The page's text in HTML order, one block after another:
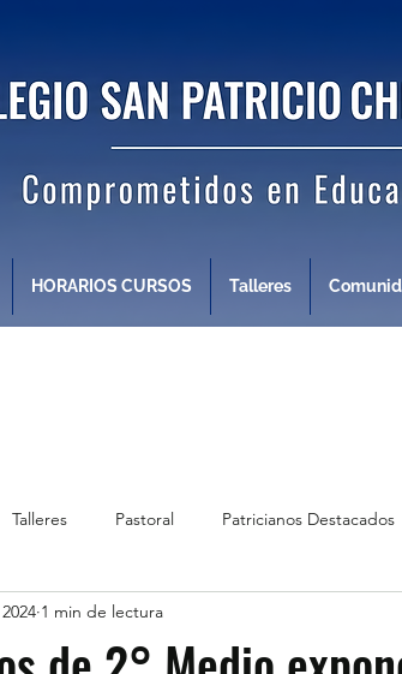
HORARIOS CURSOS Talleres
Talleres Pastoral Patricianos Destacados
1 min de lectura